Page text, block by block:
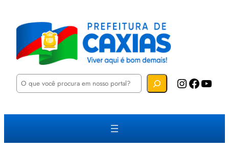
P
u
a
Instagram Facebook YouTube